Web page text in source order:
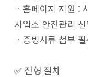
ㆍ홈페이지 지원 :
사업소 안전관리
ㆍ증빙서류 첨부
✅ 전형 절차